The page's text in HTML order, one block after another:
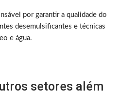
por garantir a qualidade do
desemulsificantes e técnicas
e água.
setores além